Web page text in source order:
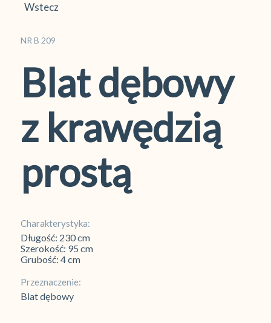
Wstecz
NR B 209
Blat dębowy
z krawędzią
prostą
Charakterystyka:
Długość: 230 cm
Szerokość: 95 cm
Grubość: 4 cm
Przeznaczenie:
Blat dębowy